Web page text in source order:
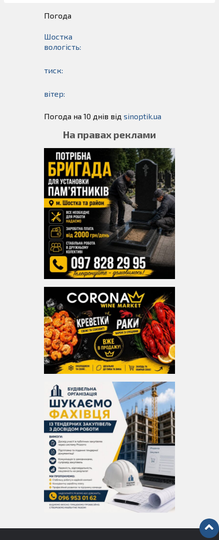
Погода
Шостка
вологість:
тиск:
вітер:
Погода на 10 днів від sinoptik.ua
На правах реклами